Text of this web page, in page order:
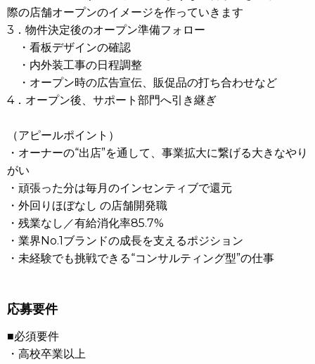
際の店舗オープンのイメージを作っていきます
3．物件決定後のオープン準備フォロー
・看板デザインの確認
・内外装工事の日程調整
・オープン時の広告宣伝、販促品の打ち合わせなど
4．オープン後、サポート部門へ引き継ぎ
（アピールポイント）
・オーナーの“出店”を通して、事業拡大に繋げる大きなやり
がい
・頑張った分は毎月のインセンティブで還元
・外回りほぼなし の店舗開発職
・残業なし／有給消化率85.7%
・業界No.1ブランドの成長を支えるポジション
・未経験でも挑戦できる“コンサルティング型”の仕事
応募要件
■必須要件
・高校卒業以上